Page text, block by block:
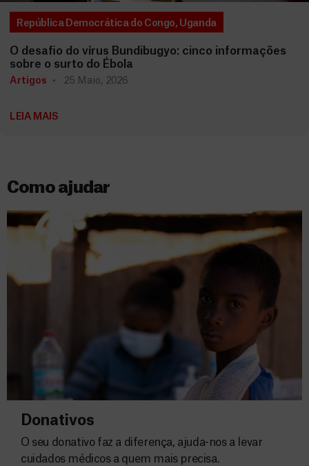
República Democrática do Congo, Uganda
O desafio do vírus Bundibugyo: cinco informações
sobre o surto do Ébola
Artigos 25 Maio, 2026
LEIA MAIS
Como ajudar
Donativos
O seu donativo faz a diferença, ajuda-nos a levar
cuidados médicos a quem mais precisa.